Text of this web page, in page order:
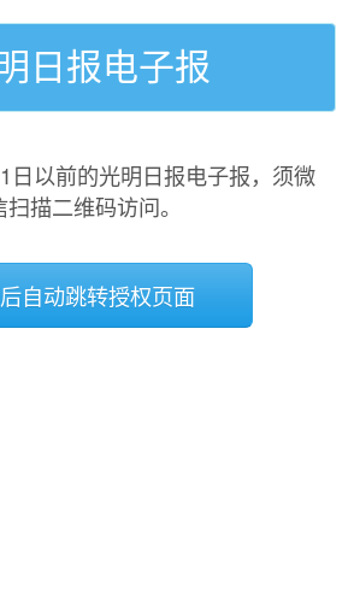
日报电子报
日以前的光明日报电子报，须微
扫描二维码访问。
自动跳转授权页面